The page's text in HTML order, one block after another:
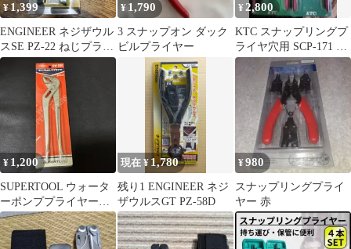
¥1,399
ENGINEER ネジザウル
スSE PZ-22 ねじプライ
ヤー
¥ 1,790
3 スナップオン ダック
ビルプライヤー
¥2,800
KTC スナップリングプ
ライヤ穴用 SCP-171 2
本セット
¥ 1,200
SUPERTOOL ウォータ
ーポンププライヤー
GW 250
現在 ¥ 1,780
残り1 ENGINEER ネジ
ザウルスGT PZ-58D
¥980
スナップリングプライ
ヤー 赤